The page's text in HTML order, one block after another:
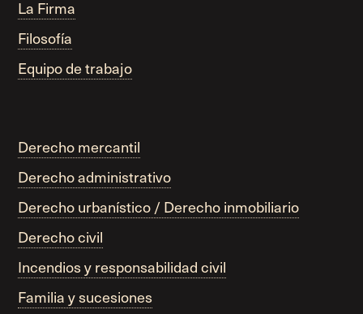
La Firma
Filosofía
Equipo de trabajo
Derecho mercantil
Derecho administrativo
Derecho urbanístico / Derecho inmobiliario
Derecho civil
Incendios y responsabilidad civil
Familia y sucesiones